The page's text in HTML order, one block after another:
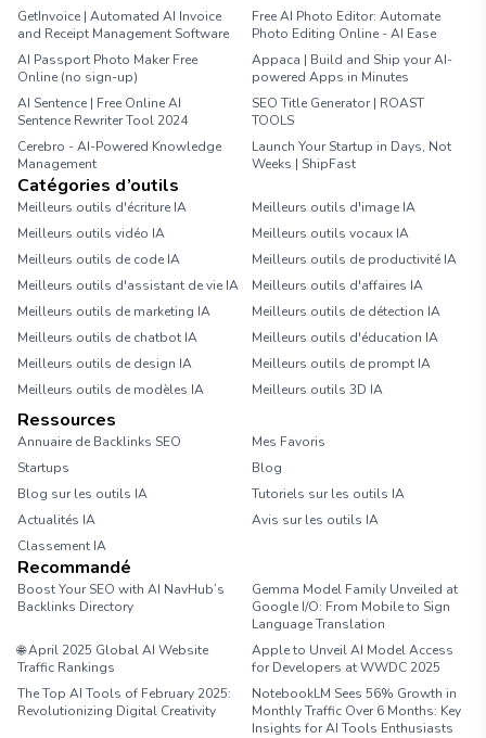
GetInvoice | Automated AI Invoice
and Receipt Management Software
Free AI Photo Editor: Automate
Photo Editing Online - AI Ease
AI Passport Photo Maker Free
Online (no sign-up)
Appaca | Build and Ship your AI-
powered Apps in Minutes
AI Sentence | Free Online AI
Sentence Rewriter Tool 2024
SEO Title Generator | ROAST
TOOLS
Cerebro - AI-Powered Knowledge
Management
Launch Your Startup in Days, Not
Weeks | ShipFast
Catégories d’outils
Meilleurs outils d'écriture IA
Meilleurs outils d'image IA
Meilleurs outils vidéo IA
Meilleurs outils vocaux IA
Meilleurs outils de code IA
Meilleurs outils de productivité IA
Meilleurs outils d'assistant de vie IA
Meilleurs outils d'affaires IA
Meilleurs outils de marketing IA
Meilleurs outils de détection IA
Meilleurs outils de chatbot IA
Meilleurs outils d'éducation IA
Meilleurs outils de design IA
Meilleurs outils de prompt IA
Meilleurs outils de modèles IA
Meilleurs outils 3D IA
Ressources
Annuaire de Backlinks SEO
Mes Favoris
Startups
Blog
Blog sur les outils IA
Tutoriels sur les outils IA
Actualités IA
Avis sur les outils IA
Classement IA
Recommandé
Boost Your SEO with AI NavHub’s
Backlinks Directory
Gemma Model Family Unveiled at
Google I/O: From Mobile to Sign
Language Translation
🌐 April 2025 Global AI Website
Traffic Rankings
Apple to Unveil AI Model Access
for Developers at WWDC 2025
The Top AI Tools of February 2025:
Revolutionizing Digital Creativity
NotebookLM Sees 56% Growth in
Monthly Traffic Over 6 Months: Key
Insights for AI Tools Enthusiasts